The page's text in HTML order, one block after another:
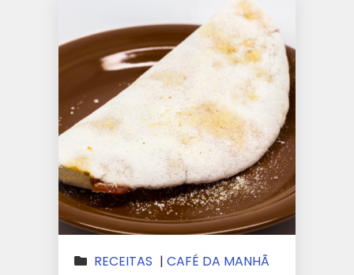
RECEITAS | CAFÉ DA MANHÃ